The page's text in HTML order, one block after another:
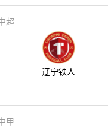
超
辽宁铁人
甲